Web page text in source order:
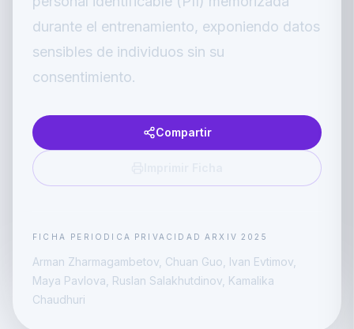
durante el entrenamiento, exponiendo datos
sensibles de individuos sin su
consentimiento.
Compartir
FICHA PERIODICA PRIVACIDAD ARXIV 2025
Arman Zharmagambetov, Chuan Guo, Ivan Evtimov,
Maya Pavlova, Ruslan Salakhutdinov, Kamalika
Chaudhuri